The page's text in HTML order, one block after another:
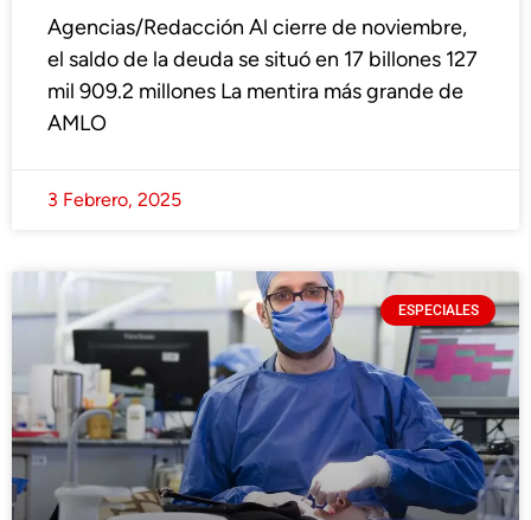
Agencias/Redacción Al cierre de noviembre,
el saldo de la deuda se situó en 17 billones 127
mil 909.2 millones La mentira más grande de
AMLO
3 Febrero, 2025
ESPECIALES